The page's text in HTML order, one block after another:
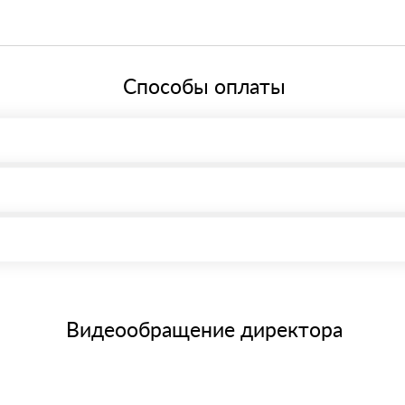
Способы оплаты
через системы электронных платежей.
банковским картам
материала после проверки качества и количества
Видеообращение директора